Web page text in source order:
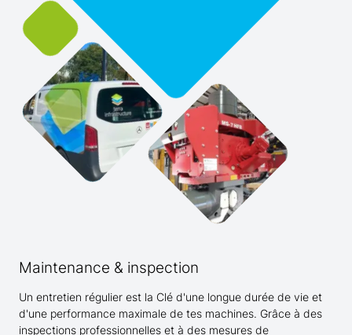
Maintenance & inspection
Un entretien régulier est la Clé d'une longue durée de vie et
d'une performance maximale de tes machines. Grâce à des
inspections professionnelles et à des mesures de